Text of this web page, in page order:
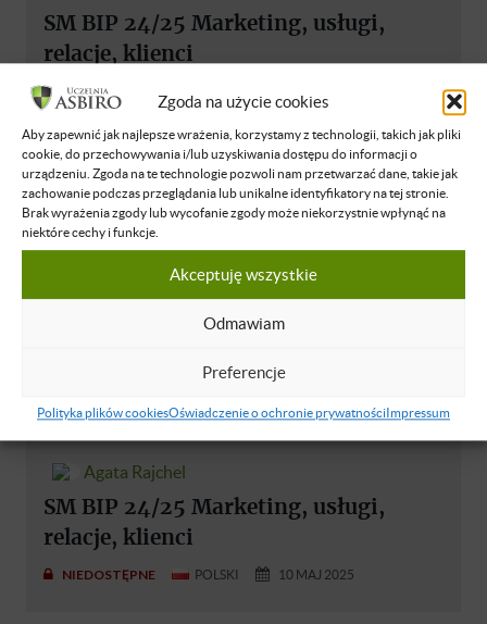
Zgoda na użycie cookies
Aby zapewnić jak najlepsze wrażenia, korzystamy z technologii, takich jak pliki
cookie, do przechowywania i/lub uzyskiwania dostępu do informacji o
urządzeniu. Zgoda na te technologie pozwoli nam przetwarzać dane, takie jak
zachowanie podczas przeglądania lub unikalne identyfikatory na tej stronie.
Brak wyrażenia zgody lub wycofanie zgody może niekorzystnie wpłynąć na
niektóre cechy i funkcje.
Akceptuję wszystkie
Odmawiam
Preferencje
Polityka plików cookiesOświadczenie o ochronie prywatnościImpressum
SM BIP 24/25 Marketing, usługi,
relacje, klienci
NIEDOSTĘPNE
Agata Rajchel
SM BIP 24/25 Marketing, usługi,
relacje, klienci
NIEDOSTĘPNE POLSKI 10 MAJ 2025